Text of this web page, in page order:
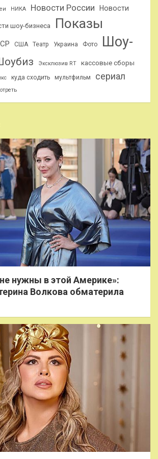
НИКА Новости России Новости
шоу-бизнеса Показы
США Театр Украина Фото
Шоу-
Эксклюзив RT кассовые сборы
куда сходить мультфильм
сериал
нужны в этой Америке»:
Волкова обматерила